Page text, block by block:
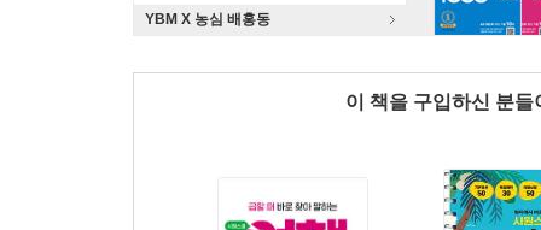
YBM X 농심 배홍동
이 책을 구입하신 분